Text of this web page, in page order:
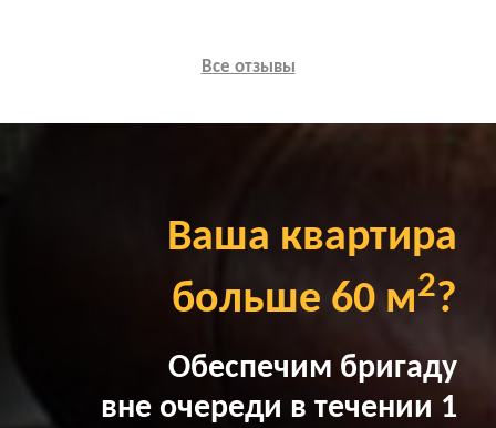
Все отзывы
Ваша квартира
больше 60 м2?
Обеспечим бригаду
вне очереди в течении 1